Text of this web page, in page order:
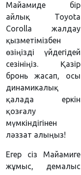
Майамиде бір
айлық Toyota
Corolla жалдау
қызметімізбен
өзіңізді үйдегідей
сезініңіз. Қазір
бронь жасап, осы
динамикалық
қалада еркін
қозғалу
мүмкіндігінен
ләззат алыңыз!
Егер сіз Майамиге
жұмыс, демалыс